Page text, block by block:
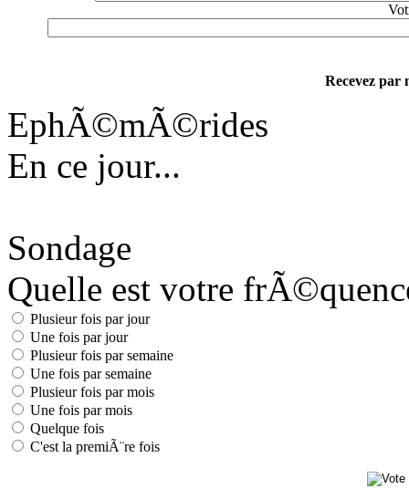
Recevez par
EphÃ©mÃ©rides
En ce jour...
Sondage
Quelle est votre
Plusieur fois par jour
Une fois par jour
Plusieur fois par semaine
Une fois par semaine
Plusieur fois par mois
Une fois par mois
Quelque fois
C'est la premiÃ¨re fois